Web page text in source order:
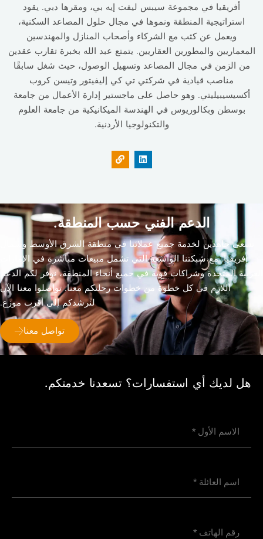
أفريقيا في مجموعة سيبس ليفت إيه بي، ومقرها دبي. يقود
استراتيجية المنطقة ونموها في مجال حلول المصاعد السكنية،
ويعمل عن كثب مع الشركاء وأصحاب المنازل والمهندسين
المعماريين والمطورين العقاريين. يتمتع عبد الله بخبرة تقارب عقدين
من الزمن في مجال المصاعد وتسهيل الوصول، حيث شغل سابقًا
مناصب قيادية في شركتي تي كي إليفيتور وتيسن كروب
أكسيسيبيليتي. وهو حاصل على ماجستير إدارة الأعمال من جامعة
بوسطن وبكالوريوس في الهندسة الميكانيكية من جامعة العلوم
والتكنولوجيا الأردنية.
الدعم الفني حسب المنطقة.
نسعى جاهدين لخدمة جميع عملائنا في منطقة الشرق الأوسط وشمال
إفريقيا. مع شبكتنا الواسعة التي تشمل مبيعات مباشرة في الإمارات
العربية المتحدة وشراكات قوية في جميع أنحاء المنطقة، نوفر لكم الدعم
اللازم في كل خطوة من خطوات رحلتكم معنا. تواصلوا معنا الآن
لنرشدكم إلى أقرب موزع.
تواصل معنا
هل لديك أي استفسارات؟ تسعدنا خدمتكم.